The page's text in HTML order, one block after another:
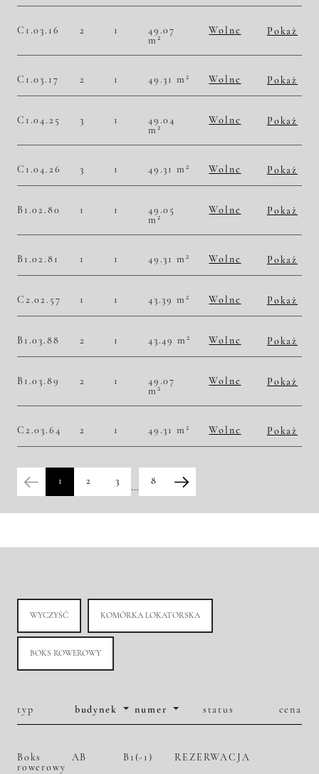
C1.03.16 2 1
49.07
m 2
Wolne
Pokaż
C1.03.17 2 1 49.31 m 2 Wolne
Pokaż
C1.04.25 3 1
49.04
m 2
Wolne
Pokaż
C1.04.26 3 1 49.31 m 2 Wolne
Pokaż
B1.02.80 1 1
49.05
m 2
Wolne
Pokaż
B1.02.81 1 1 49.31 m 2 Wolne
Pokaż
C2.02.57 1 1 43.39 m 2 Wolne
Pokaż
B1.03.88 2 1 43.49 m 2 Wolne
Pokaż
B1.03.89 2 1
49.07
m 2
Wolne
Pokaż
C2.03.64 2 1 49.31 m 2 Wolne
Pokaż
1 2 3
…
8
WYCZYŚĆ KOMÓRKA LOKATORSKA
BOKS ROWEROWY
typ budynek numer status cena
Boks
rowerowy
AB B1(-1) REZERWACJA